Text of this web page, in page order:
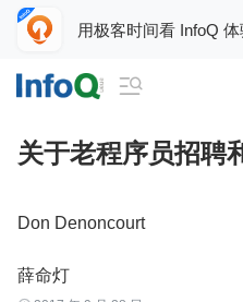
用极客时间看 InfoQ

关于老程序员招聘
Don Denoncourt
薛命灯